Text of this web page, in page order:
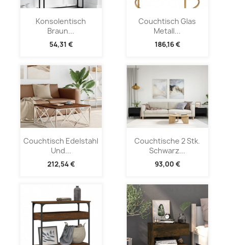
Konsolentisch
Braun...
54,31 €
Couchtisch Glas
Metall...
186,16 €
Couchtisch Edelstahl
Und...
212,54 €
Couchtische 2 Stk.
Schwarz...
93,00 €